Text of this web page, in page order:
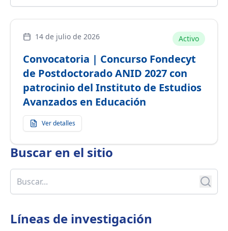
14 de julio de 2026 Activo
Convocatoria | Concurso Fondecyt
de Postdoctorado ANID 2027 con
patrocinio del Instituto de Estudios
Avanzados en Educación
Ver detalles
Buscar en el sitio
Líneas de investigación